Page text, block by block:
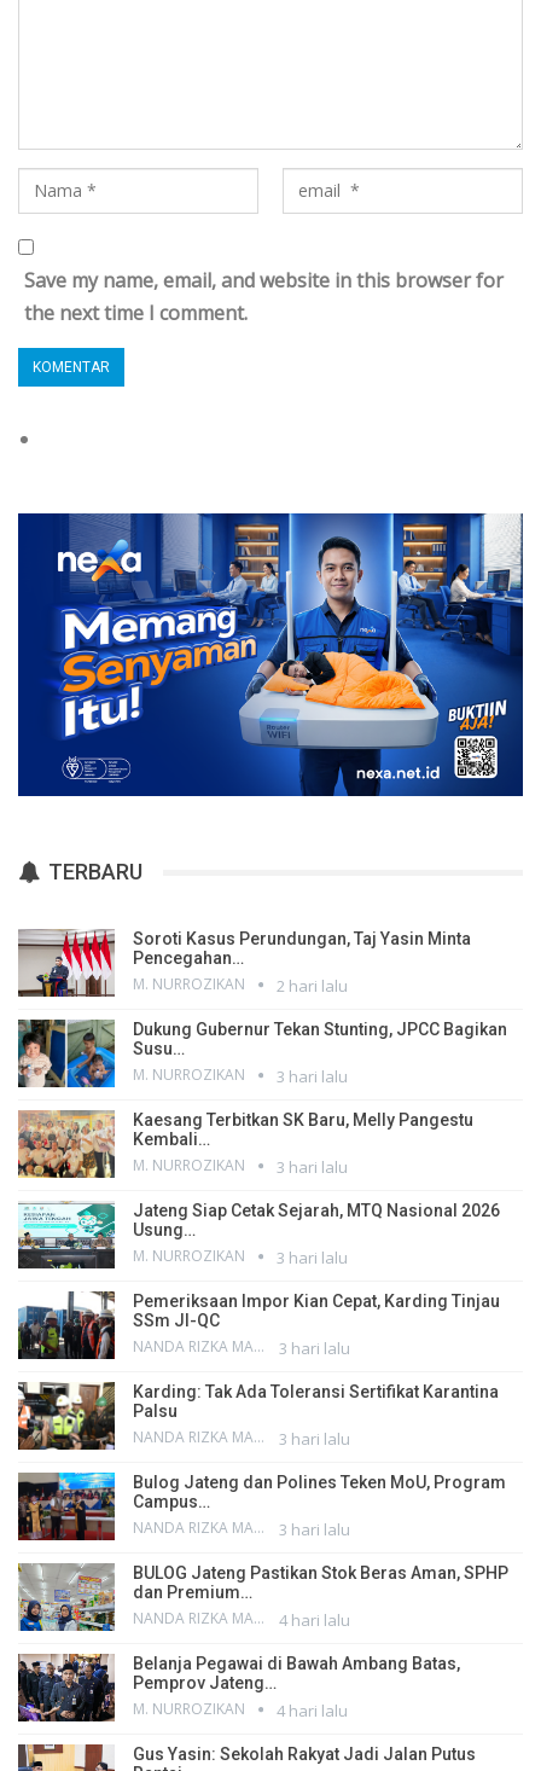
Save my name, email, and website in this browser for
the next time I comment.
TERBARU
Soroti Kasus Perundungan, Taj Yasin Minta
Pencegahan…
M. NURROZIKAN 2 hari lalu
Dukung Gubernur Tekan Stunting, JPCC Bagikan
Susu…
M. NURROZIKAN 3 hari lalu
Kaesang Terbitkan SK Baru, Melly Pangestu
Kembali…
M. NURROZIKAN 3 hari lalu
Jateng Siap Cetak Sejarah, MTQ Nasional 2026
Usung…
M. NURROZIKAN 3 hari lalu
Pemeriksaan Impor Kian Cepat, Karding Tinjau
SSm JI-QC
NANDA RIZKA MAHENDRA 3 hari lalu
Karding: Tak Ada Toleransi Sertifikat Karantina
Palsu
NANDA RIZKA MAHENDRA 3 hari lalu
Bulog Jateng dan Polines Teken MoU, Program
Campus…
NANDA RIZKA MAHENDRA 3 hari lalu
BULOG Jateng Pastikan Stok Beras Aman, SPHP
dan Premium…
NANDA RIZKA MAHENDRA 4 hari lalu
Belanja Pegawai di Bawah Ambang Batas,
Pemprov Jateng…
M. NURROZIKAN 4 hari lalu
Gus Yasin: Sekolah Rakyat Jadi Jalan Putus